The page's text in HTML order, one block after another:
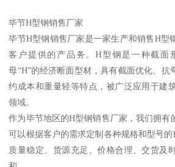
毕节H型钢销售厂家
毕节H型钢销售厂家是一家生产和销售H型
客户提供的产品务。H型钢是一种截面
母“H”的经济断面型材，具有截面优化、抗
约成本和重量轻等特点，被广泛应用于建
领域。
作为毕节地区的H型钢销售厂家，我们拥有
可以根据客户的需求定制各种规格和型号
质量稳定、货源充足、价格合理、交货及